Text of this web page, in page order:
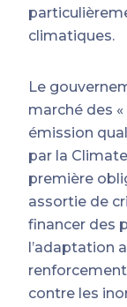
climatiques.
Le
marché des «
émission
par la
première
assortie de
financer des
l’adaptation
contre les